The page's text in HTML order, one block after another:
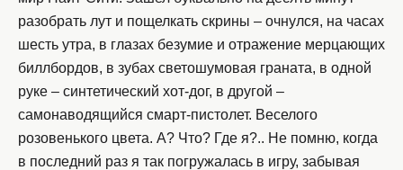
разобрать лут и пощелкать скрины – очнулся, на часах
шесть утра, в глазах безумие и отражение мерцающих
биллбордов, в зубах светошумовая граната, в одной
руке – синтетический хот-дог, в другой –
самонаводящийся смарт-пистолет. Веселого
розовенького цвета. А? Что? Где я?.. Не помню, когда
в последний раз я так погружалась в игру, забывая